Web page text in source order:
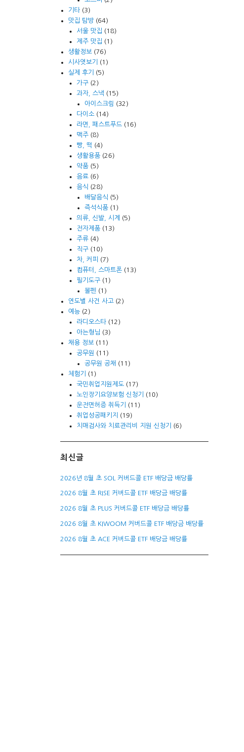
기타 (3)
맛집 탐방 (64)
서울 맛집 (18)
제주 맛집 (1)
생활정보 (76)
시사엿보기
(1)
실제 후기
(5)
가구(2)
과자, 스낵 (15)
아이스크림 (32)
다이소(14)
라면, 패스트푸드(16)
맥주(8)
빵, 떡 (4)
생활용품(26)
약품(5)
음료(6)
음식 (28)
배달음식 (5)
즉석식품(1)
의류, 신발, 시계
(5)
전자제품(13)
주류(4)
직구(10)
차, 커피
(7)
컴퓨터, 스마트폰(13)
필기도구(1)
볼펜 (1)
연도별 사건 사고 (2)
예능 (2)
라디오스타(12)
아는형님 (3)
채용 정보 (11)
공무원
(11)
공무원 공채 (11)
체험기
(1)
국민취업지원제도(17)
노인장기요양보험 신청기
(10)
운전면허증 취득기
(11)
취업성공패키지
(19)
치매검사와 치료관리비 지원 신청기
(6)
최신글
2026년 8월 초 SOL 커버드콜 ETF 배당금 배당률
2026 8월 초 RISE 커버드콜 ETF 배당금 배당률
2026 8월 초 PLUS 커버드콜 ETF 배당금 배당률
2026 8월 초 KIWOOM 커버드콜 ETF 배당금 배당률
2026 8월 초 ACE 커버드콜 ETF 배당금 배당률